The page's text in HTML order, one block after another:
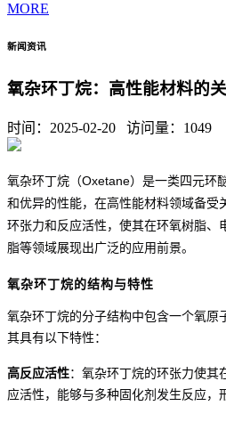
MORE
新闻资讯
氧杂环丁烷：高性能材料的
时间：2025-02-20 访问量： 1049
氧杂环丁烷（Oxetane）是一类四元环
和优异的性能，在高性能材料领域备受
环张力和反应活性，使其在环氧树脂、
脂等领域展现出广泛的应用前景。
氧杂环丁烷的结构与特性
氧杂环丁烷的分子结构中包含一个氧原
其具有以下特性：
高反应活性：氧杂环丁烷的环张力使其
应活性，能够与多种固化剂发生反应，